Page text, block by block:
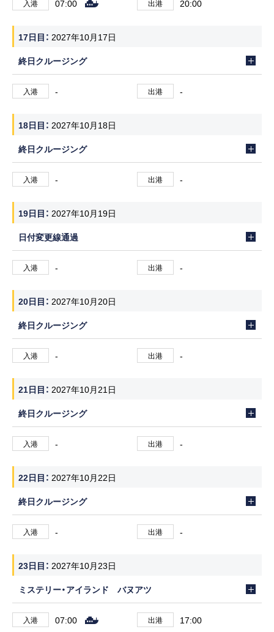
入港 07:00 出港 20:00
17日目
2027年10月17日
終日クルージング
入港 - 出港 -
18日目
2027年10月18日
終日クルージング
入港 - 出港 -
19日目
2027年10月19日
日付変更線通過
入港 - 出港 -
20日目
2027年10月20日
終日クルージング
入港 - 出港 -
21日目
2027年10月21日
終日クルージング
入港 - 出港 -
22日目
2027年10月22日
終日クルージング
入港 - 出港 -
23日目
2027年10月23日
ミステリー・アイランド バヌアツ
入港 07:00 出港 17:00